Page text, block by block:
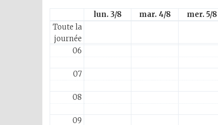
lun. 3/8 mar. 4/8 mer. 5/8
Toute la
journée
05
06
07
08
09